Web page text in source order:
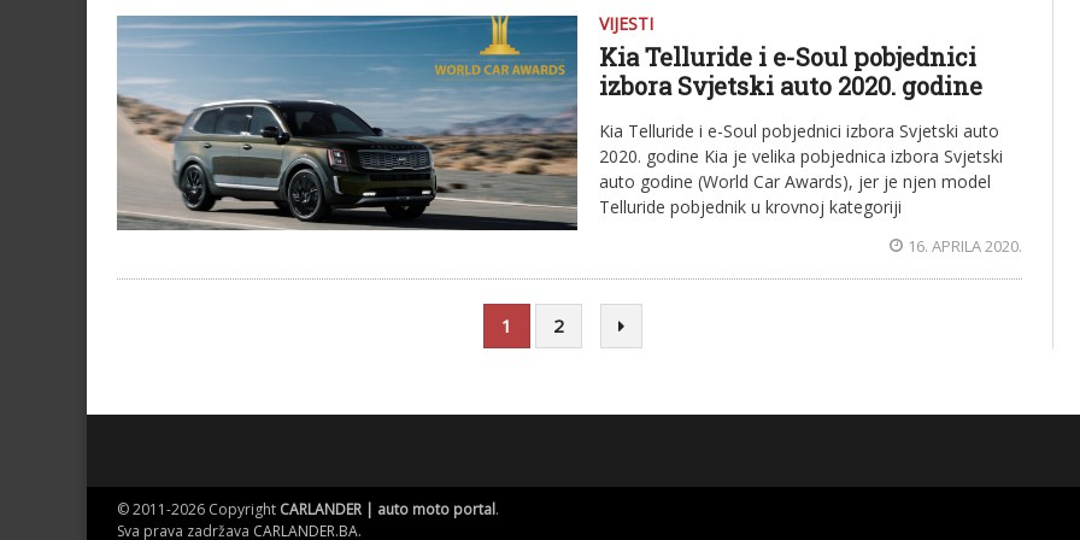
VIJESTI
Kia Telluride i e-Soul pobjednici
izbora Svjetski auto 2020. godine
Kia Telluride i e-Soul pobjednici izbora Svjetski auto
2020. godine Kia je velika pobjednica izbora Svjetski
auto godine (World Car Awards), jer je njen model
Telluride pobjednik u krovnoj kategoriji
16. APRILA 2020.
1 2
© 2011-2026 Copyright CARLANDER | auto moto portal.
Sva prava zadržava CARLANDER.BA.